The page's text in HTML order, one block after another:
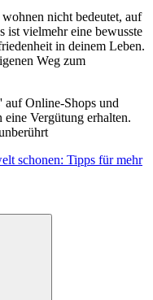
nicht bedeutet, auf
ist vielmehr eine bewusste
in deinem Leben.
Weg zum
Online-Shops und
Vergütung erhalten.
schonen: Tipps für mehr